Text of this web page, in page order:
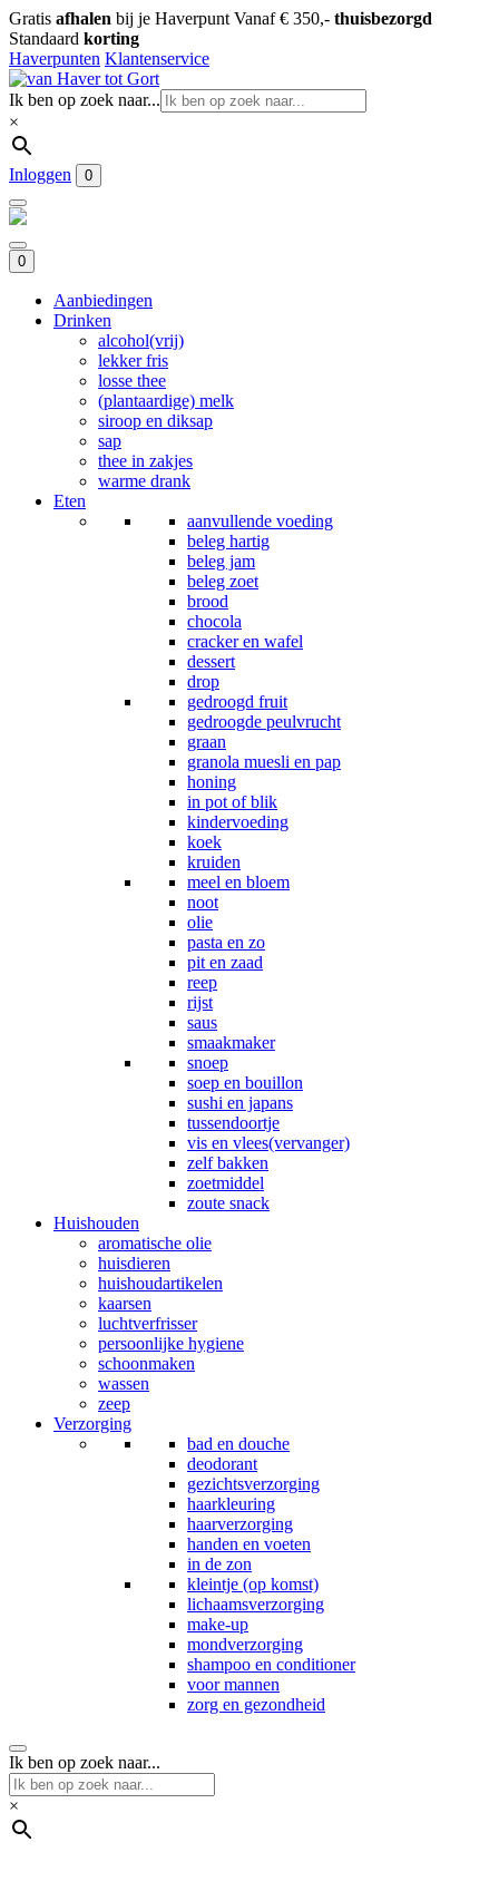
Gratis afhalen bij je Haverpunt Vanaf € 350,- thuisbezorgd
Standaard korting
Haverpunten Klantenservice
Ik ben op zoek naar...
×
Inloggen 0
0
Aanbiedingen
Drinken
alcohol(vrij)
lekker fris
losse thee
(plantaardige) melk
siroop en diksap
sap
thee in zakjes
warme drank
Eten
aanvullende voeding
beleg hartig
beleg jam
beleg zoet
brood
chocola
cracker en wafel
dessert
drop
gedroogd fruit
gedroogde peulvrucht
graan
granola muesli en pap
honing
in pot of blik
kindervoeding
koek
kruiden
meel en bloem
noot
olie
pasta en zo
pit en zaad
reep
rijst
saus
smaakmaker
snoep
soep en bouillon
sushi en japans
tussendoortje
vis en vlees(vervanger)
zelf bakken
zoetmiddel
zoute snack
Huishouden
aromatische olie
huisdieren
huishoudartikelen
kaarsen
luchtverfrisser
persoonlijke hygiene
schoonmaken
wassen
zeep
Verzorging
bad en douche
deodorant
gezichtsverzorging
haarkleuring
haarverzorging
handen en voeten
in de zon
kleintje (op komst)
lichaamsverzorging
make-up
mondverzorging
shampoo en conditioner
voor mannen
zorg en gezondheid
Ik ben op zoek naar...
×